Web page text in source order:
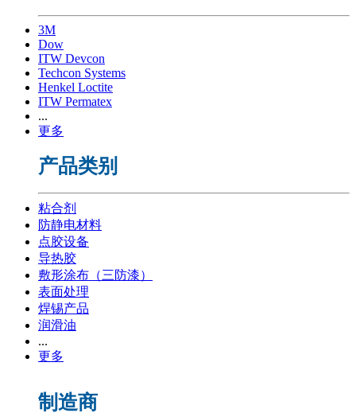
3M
Dow
ITW Devcon
Techcon Systems
Henkel Loctite
ITW Permatex
...
更多
产品类别
粘合剂
防静电材料
点胶设备
导热胶
敷形涂布（三防漆）
表面处理
焊锡产品
润滑油
...
更多
制造商